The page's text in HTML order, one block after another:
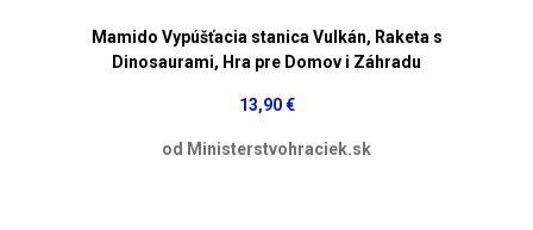
Mamido Vypúšťacia stanica Vulkán, Raketa s
Dinosaurami, Hra pre Domov i Záhradu
13,90 €
od Ministerstvohraciek.sk